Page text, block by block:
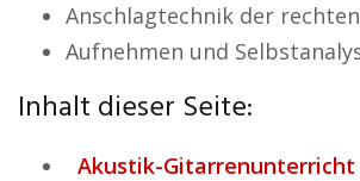
Anschlagtechnik der
Aufnehmen und
Inhalt dieser Seite:
Akustik-Gitarrenunterricht